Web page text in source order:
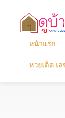
หน้าแรก
หวยเด็ด เ